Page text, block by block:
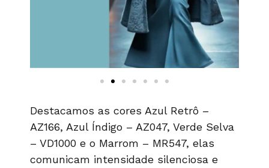
Destacamos as cores Azul Retrô –
AZ166, Azul Índigo – AZ047, Verde Selva
– VD1000 e o Marrom – MR547, elas
comunicam intensidade silenciosa e